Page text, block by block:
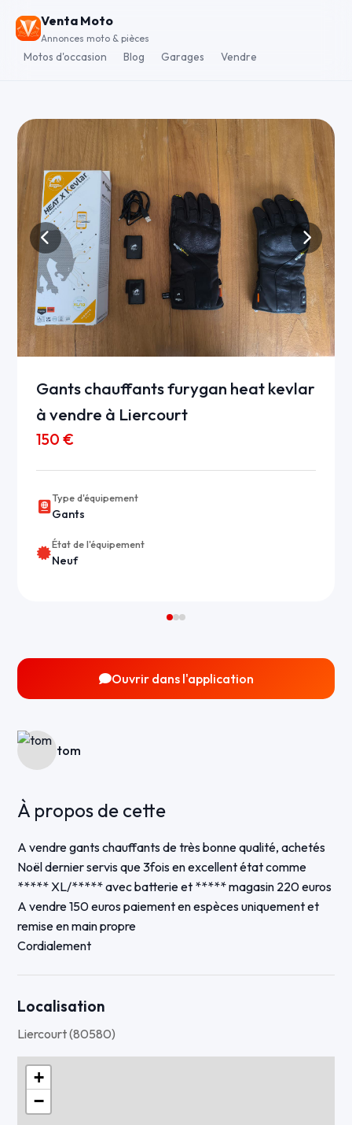
Venta Moto
Annonces moto & pièces
Motos d'occasion Blog Garages Vendre
Gants chauffants furygan heat kevlar
à vendre à Liercourt
150 €
Type d'équipement
Gants
État de l'équipement
Neuf
Ouvrir dans l'application
tom
À propos de cette
A vendre gants chauffants de très bonne qualité, achetés
Noël dernier servis que 3fois en excellent état comme
***** XL/***** avec batterie et ***** magasin 220 euros
A vendre 150 euros paiement en espèces uniquement et
remise en main propre
Cordialement
Localisation
Liercourt (80580)
+
−